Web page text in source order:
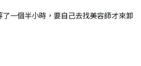
一個半小時，要自己去找美容師才來卸